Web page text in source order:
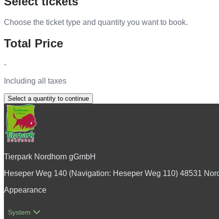
Choose the ticket type and quantity you want to book.
Total Price
-
Including all taxes
Select a quantity to continue
Tierpark Nordhorn gGmbH
Heseper Weg 140 (Navigation: Heseper Weg 110) 48531
Appearance
System